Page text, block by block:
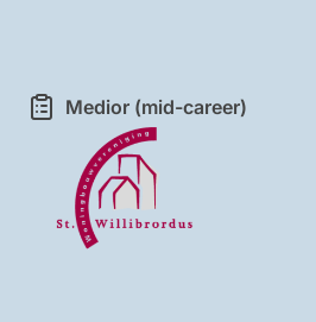
Medior (mid-career)